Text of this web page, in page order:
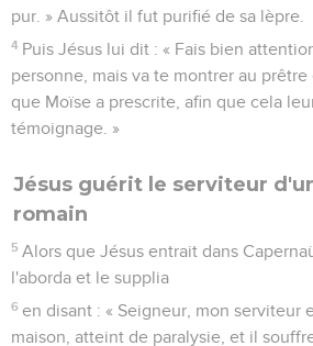
pur. » Aussitôt il fut purifié de sa lèpre.
4 Puis Jésus lui dit : « Fais bien
personne, mais va te montrer au
que Moïse a prescrite, afin que cela
témoignage. »
Jésus guérit le serviteur
romain
5 Alors que Jésus entrait dans
l'aborda et le supplia
6 en disant : « Seigneur, mon serviteur
maison, atteint de paralysie, et il